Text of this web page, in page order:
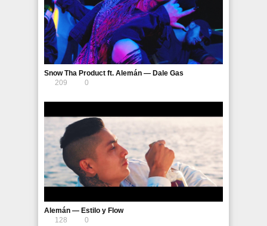
Snow Tha Product ft. Alemán — Dale Gas
209
0
Alemán — Estilo y Flow
128
0